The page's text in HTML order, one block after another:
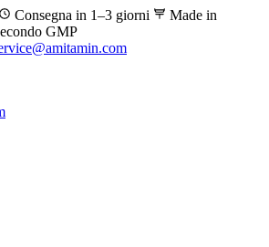
Consegna in 1–3 giorni
Made in
GMP